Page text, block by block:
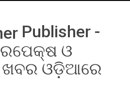
Publisher -
ଓ
ଓଡ଼ିଆରେ